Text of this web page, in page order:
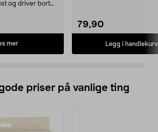
og driver bort
mer
79,90
Legg i handlekurv
priser på vanlige ting